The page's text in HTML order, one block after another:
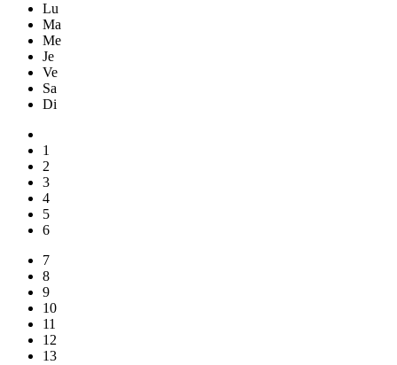
Lu
Ma
Me
Je
Ve
Sa
Di
1
2
3
4
5
6
7
8
9
10
11
12
13